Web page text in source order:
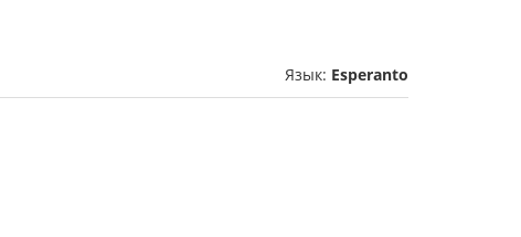
Язык: Esperanto